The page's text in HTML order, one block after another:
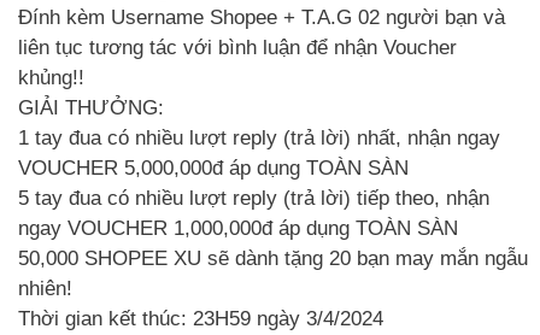
Đính kèm Username Shopee + T.A.G 02 người bạn và
liên tục tương tác với bình luận để nhận Voucher
khủng!!
GIẢI THƯỞNG:
1 tay đua có nhiều lượt reply (trả lời) nhất, nhận ngay
VOUCHER 5,000,000đ áp dụng TOÀN SÀN
5 tay đua có nhiều lượt reply (trả lời) tiếp theo, nhận
ngay VOUCHER 1,000,000đ áp dụng TOÀN SÀN
50,000 SHOPEE XU sẽ dành tặng 20 bạn may mắn ngẫu
nhiên!
Thời gian kết thúc: 23H59 ngày 3/4/2024